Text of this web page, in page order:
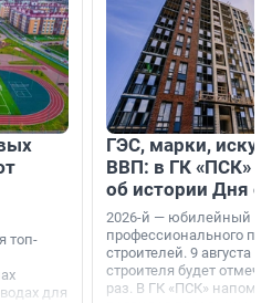
топ-
для
ГЭС, марки,
ВВП: в ГК «ПСК»
об истории Дня
2026-й — юбилейный
профессионального
строителей. 9 августа
строителя будет
раз. В ГК «ПСК»